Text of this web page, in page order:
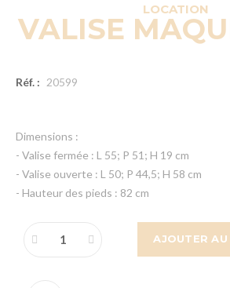
LOCATION
VALISE
Réf. : 20599
Dimensions :
- Valise fermée : L 55; P 51; H 19 cm
- Valise ouverte : L 50; P 44,5; H 58 cm
- Hauteur des pieds : 82 cm
AJOUTER AU